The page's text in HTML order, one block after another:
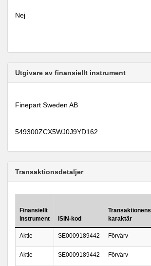
Nej
Utgivare av finansiellt instrument
Finepart Sweden AB
549300ZCX5WJ0J9YD162
Transaktionsdetaljer
Finansiellt
instrument
ISIN-kod
Transaktionens
karaktär
Aktie SE0009189442 Förvärv
Aktie SE0009189442 Förvärv